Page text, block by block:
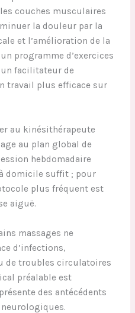
couches musculaires
la douleur par la
et l’amélioration de la
programme d’exercices
facilitateur de
travail plus efficace sur
au kinésithérapeute
au plan global de
hebdomadaire
domicile suffit ; pour
plus fréquent est
aiguë.
massages ne
d’infections,
de troubles circulatoires
préalable est
des antécédents